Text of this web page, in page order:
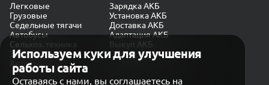
Используем куки для улучшения
работы сайта
Оставаясь с нами, вы соглашаетесь на
Легковые
Грузовые
Седельные тягачи
Автобусы
Сельхоз. техника
Экскаваторы
Автокраны
Зарядка АКБ
Установка АКБ
Доставка АКБ
Адаптация АКБ
Выкуп АКБ
Проверка генератора
Политика конфиденциальности
Обработка персональных данных